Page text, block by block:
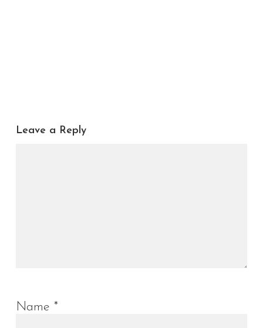
Leave a Reply
Name *